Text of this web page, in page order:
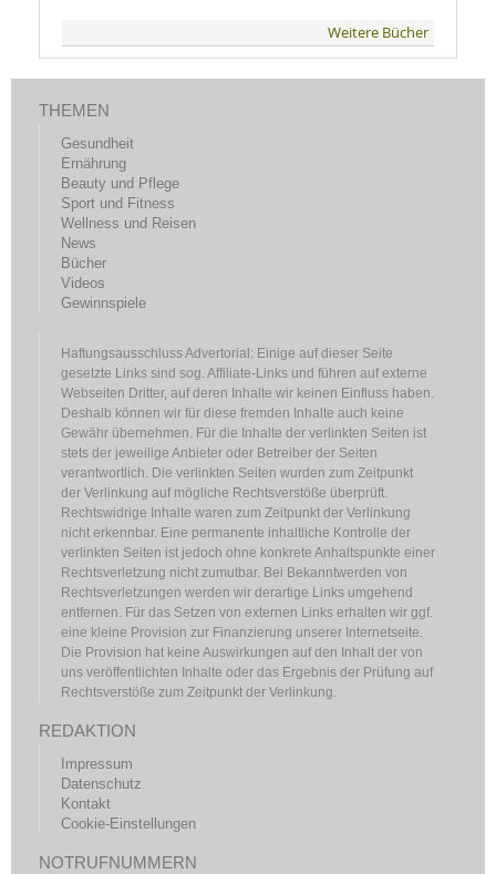
Weitere Bücher
THEMEN
Gesundheit
Ernährung
Beauty und Pflege
Sport und Fitness
Wellness und Reisen
News
Bücher
Videos
Gewinnspiele
Haftungsausschluss Advertorial: Einige auf dieser Seite
gesetzte Links sind sog. Affiliate-Links und führen auf externe
Webseiten Dritter, auf deren Inhalte wir keinen Einfluss haben.
Deshalb können wir für diese fremden Inhalte auch keine
Gewähr übernehmen. Für die Inhalte der verlinkten Seiten ist
stets der jeweilige Anbieter oder Betreiber der Seiten
verantwortlich. Die verlinkten Seiten wurden zum Zeitpunkt
der Verlinkung auf mögliche Rechtsverstöße überprüft.
Rechtswidrige Inhalte waren zum Zeitpunkt der Verlinkung
nicht erkennbar. Eine permanente inhaltliche Kontrolle der
verlinkten Seiten ist jedoch ohne konkrete Anhaltspunkte einer
Rechtsverletzung nicht zumutbar. Bei Bekanntwerden von
Rechtsverletzungen werden wir derartige Links umgehend
entfernen. Für das Setzen von externen Links erhalten wir ggf.
eine kleine Provision zur Finanzierung unserer Internetseite.
Die Provision hat keine Auswirkungen auf den Inhalt der von
uns veröffentlichten Inhalte oder das Ergebnis der Prüfung auf
Rechtsverstöße zum Zeitpunkt der Verlinkung.
REDAKTION
Impressum
Datenschutz
Kontakt
Cookie-Einstellungen
NOTRUFNUMMERN